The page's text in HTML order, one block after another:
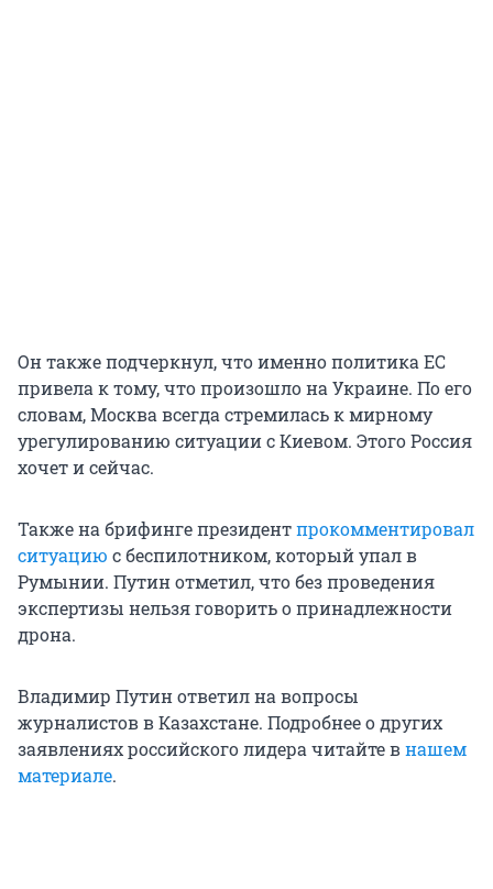
Он также подчеркнул, что именно политика ЕС
привела к тому, что произошло на Украине. По его
словам, Москва всегда стремилась к мирному
урегулированию ситуации с Киевом. Этого Россия
хочет и сейчас.
Также на брифинге президентпрокомментировал
ситуацию с беспилотником, который упал в
Румынии. Путин отметил, что без проведения
экспертизы нельзя говорить о принадлежности
дрона.
Владимир Путин ответил на вопросы
журналистов в Казахстане. Подробнее о других
заявлениях российского лидера читайте внашем
материале.